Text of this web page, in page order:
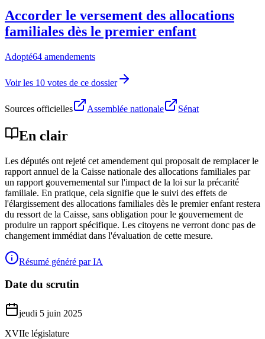
Accorder le versement des allocations
familiales dès le premier enfant
Adopté64 amendements
Voir les 10 votes de ce dossier
Sources officielles Assemblée nationale Sénat
En clair
Les députés ont rejeté cet amendement qui proposait de remplacer le
rapport annuel de la Caisse nationale des allocations familiales par
un rapport gouvernemental sur l'impact de la loi sur la précarité
familiale. En pratique, cela signifie que le suivi des effets de
l'élargissement des allocations familiales dès le premier enfant restera
du ressort de la Caisse, sans obligation pour le gouvernement de
produire un rapport spécifique. Les citoyens ne verront donc pas de
changement immédiat dans l'évaluation de cette mesure.
Résumé généré par IA
Date du scrutin
jeudi 5 juin 2025
XVIIe législature